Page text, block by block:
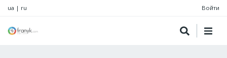
ua | ru Войти